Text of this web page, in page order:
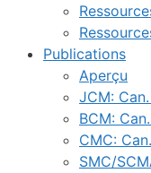
Publications
Aperçu
JCM:
BCM:
CMC:
SMC/